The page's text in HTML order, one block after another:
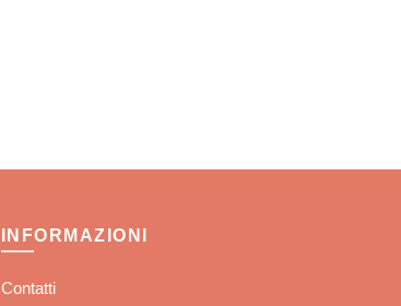
INFORMAZIONI
Contatti